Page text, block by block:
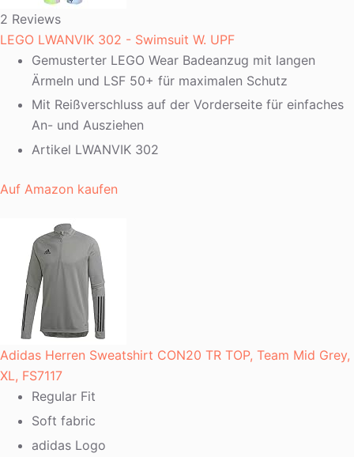
2 Reviews
LEGO LWANVIK 302 - Swimsuit W. UPF
Gemusterter LEGO Wear Badeanzug mit langen
Ärmeln und LSF 50+ für maximalen Schutz
Mit Reißverschluss auf der Vorderseite für einfaches
An- und Ausziehen
Artikel LWANVIK 302
Auf Amazon kaufen
Adidas Herren Sweatshirt CON20 TR TOP, Team Mid Grey,
XL, FS7117
Regular Fit
Soft fabric
adidas Logo